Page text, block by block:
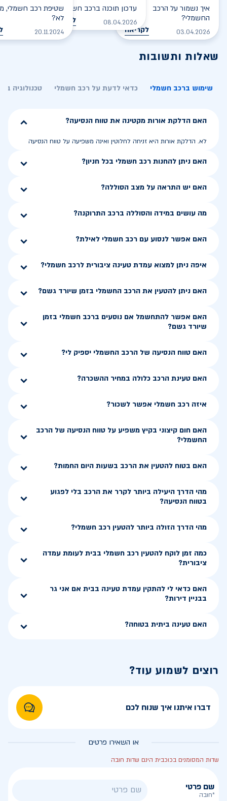
איך נשמור על הרכב
החשמלי?
03.04.2026 לקריאה
עדכון תוכנה ברכב חשמלי
08.04.2026 לקריאה
שטיפת רכב חשמלי,
לא?
20.11.2024
שאלות ותשובות
שימוש ברכב חשמלי כדאי לדעת על רכב חשמלי טכנולוגיה
האם הדלקת אורות מקטינה את טווח הנסיעה?
לא. הדלקת אורות היא זניחה לחלוטין ואינה משפיעה על טווח הנסיעה
האם ניתן להחנות רכב חשמלי בכל חניון?
האם יש התראה על מצב הסוללה?
מה עושים במידה והסוללה ברכב התרוקנה?
האם אפשר לנסוע עם רכב חשמלי לאילת?
איפה ניתן למצוא עמדת טעינה ציבורית לרכב חשמלי?
האם ניתן להטעין את הרכב החשמלי בזמן שיורד גשם?
האם אפשר להתחשמל אם נוסעים ברכב חשמלי בזמן
שיורד גשם?
האם טווח הנסיעה של הרכב החשמלי יספיק לי?
האם טעינת הרכב כלולה במחיר ההשכרה?
איזה רכב חשמלי אפשר לשכור?
האם חום קיצוני בקיץ משפיע על טווח הנסיעה של הרכב
החשמלי?
האם בטוח להטעין את הרכב בשעות היום החמות?
מהי הדרך היעילה ביותר לקרר את הרכב בלי לפגוע
בטווח הנסיעה?
מהי הדרך הזולה ביותר להטעין רכב חשמלי?
כמה זמן לוקח להטעין רכב חשמלי בבית לעומת עמדה
ציבורית?
האם כדאי לי להתקין עמדת טעינה בבית אם אני גר
בבניין דירות?
האם טעינה ביתית בטוחה?
רוצים לשמוע עוד?
דברו איתנו איך שנוח לכם
או השאירו פרטים
שדות המסומנים בכוכבית הינם שדות חובה
שם פרטי
*חובה